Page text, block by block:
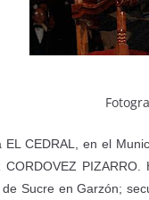
EL CEDRAL , en el
CORDOVEZ
Sucre en Garzón;